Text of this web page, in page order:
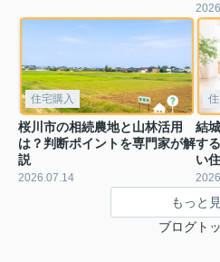
住宅購入
桜川市の相続農地と山林活用
は？判断ポイントを専門家が解
説
2026.07.14
結
す
い
もっと
ブログト